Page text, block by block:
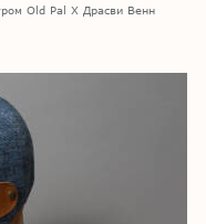
Old Pal X Драсви Венн